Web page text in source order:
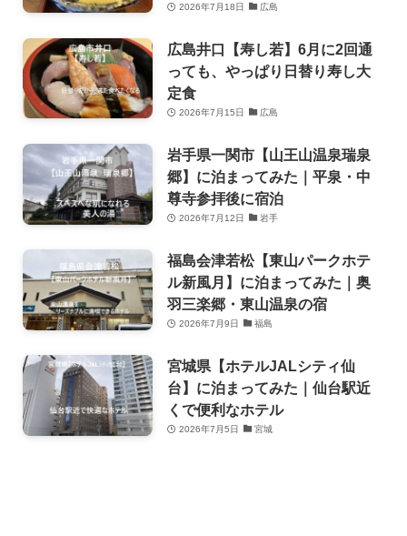
2026年7月18日 広島
広島井口【寿し若】6月に2回通
っても、やっぱり日替り寿し大
定食
2026年7月15日 広島
岩手県一関市【山王山温泉瑞泉
郷】に泊まってみた｜平泉・中
尊寺参拝後に宿泊
2026年7月12日 岩手
福島会津若松【東山パークホテ
ル新風月】に泊まってみた｜奥
羽三楽郷・東山温泉の宿
2026年7月9日 福島
宮城県【ホテルJALシティ仙
台】に泊まってみた｜仙台駅近
くで便利なホテル
2026年7月5日 宮城